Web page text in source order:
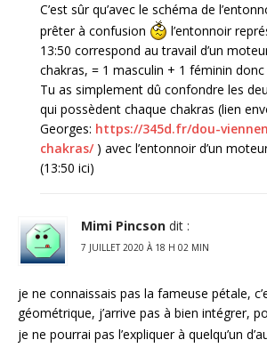
C’est sûr qu’avec le schéma de
prêter à confusion
l’entonnoir
13:50 correspond au travail d’un
chakras, = 1 masculin + 1 féminin
Tu as simplement dû confondre les
qui possèdent chaque chakras (lien
Georges: https://345d.fr/dou-
chakras/) avec l’entonnoir d’un
(13:50 ici)
Mimi Pincson dit :
7 JUILLET 2020 À 18 H 02 MIN
je ne connaissais pas la fameuse pétale,
géométrique, j’arrive pas à bien intégrer,
je ne pourrai pas l’expliquer à quelqu’un